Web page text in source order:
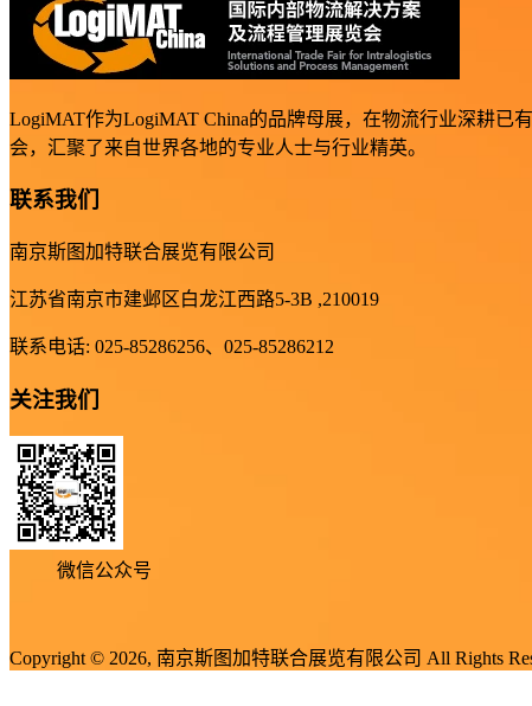
LogiMAT作为LogiMAT China的品牌母展，在物流行业深耕
会，汇聚了来自世界各地的专业人士与行业精英。
联系我们
南京斯图加特联合展览有限公司
江苏省南京市建邺区白龙江西路5-3B ,210019
联系电话: 025-85286256、025-85286212
关注我们
微信公众号
Copyright © 2026, 南京斯图加特联合展览有限公司 All Rights